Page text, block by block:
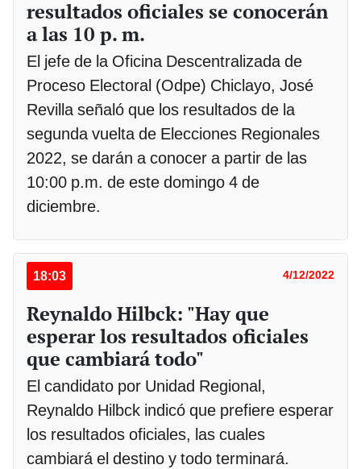
resultados oficiales se conocerán
a las 10 p. m.
El jefe de la Oficina Descentralizada de
Proceso Electoral (Odpe) Chiclayo, José
Revilla señaló que los resultados de la
segunda vuelta de Elecciones Regionales
2022, se darán a conocer a partir de las
10:00 p.m. de este domingo 4 de
diciembre.
18:03 4/12/2022
Reynaldo Hilbck: "Hay que
esperar los resultados oficiales
que cambiará todo"
El candidato por Unidad Regional,
Reynaldo Hilbck indicó que prefiere esperar
los resultados oficiales, las cuales
cambiará el destino y todo terminará.